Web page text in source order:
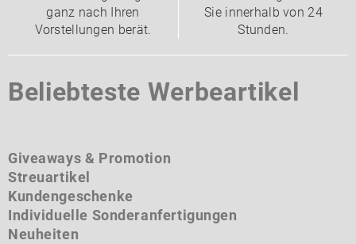
ganz nach Ihren
Vorstellungen berät.
Sie innerhalb von 24
Stunden.
Beliebteste Werbeartikel
Giveaways & Promotion
Streuartikel
Kundengeschenke
Individuelle Sonderanfertigungen
Neuheiten